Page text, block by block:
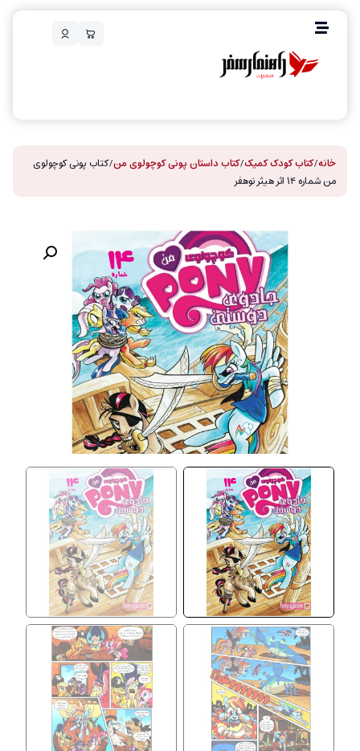
خانه/کتاب کودک کمیک/کتاب داستان پونی کوچولوی من/ کتاب پونی کوچولوی
من شماره ۱۴ اثر هیثر نوهفر